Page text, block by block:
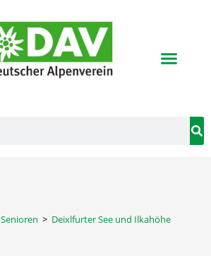
Senioren > Deixlfurter See und Ilkahöhe